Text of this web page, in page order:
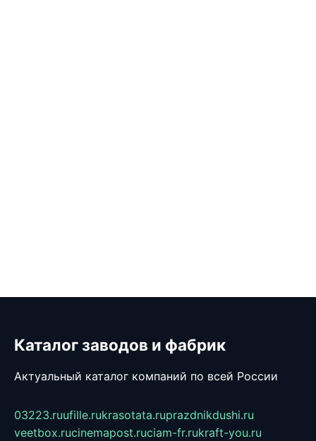
Каталог заводов и фабрик
Актуальный каталог компаний по всей России
03223.ruufille.rukrasotata.ruprazdnikdushi.ru
veetbox.rucinemapost.ruciam-fr.rukraft-you.ru